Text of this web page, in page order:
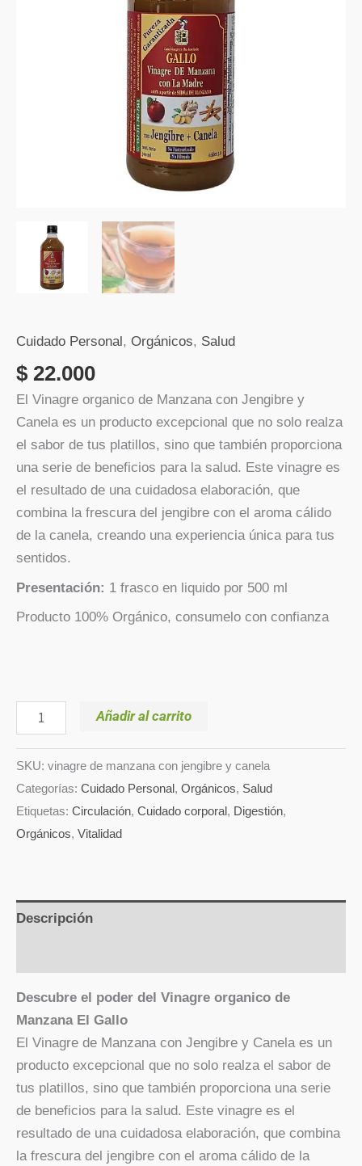
Cuidado Personal , Orgánicos, Salud
$ 22.000
El Vinagre organico de Manzana con Jengibre y
Canela es un producto excepcional que no solo realza
el sabor de tus platillos, sino que también proporciona
una serie de beneficios para la salud. Este vinagre es
el resultado de una cuidadosa elaboración, que
combina la frescura del jengibre con el aroma cálido
de la canela, creando una experiencia única para tus
sentidos.
Presentación: 1 frasco en liquido por 500 ml
Producto 100% Orgánico, consumelo con confianza
Añadir al carrito
SKU: vinagre de manzana con jengibre y canela
Categorías: Cuidado Personal, Orgánicos, Salud
Etiquetas: Circulación, Cuidado corporal, Digestión,
Orgánicos, Vitalidad
Descripción
Descubre el poder del Vinagre organico de
Manzana El Gallo
El Vinagre de Manzana con Jengibre y Canela es un
producto excepcional que no solo realza el sabor de
tus platillos, sino que también proporciona una serie
de beneficios para la salud. Este vinagre es el
resultado de una cuidadosa elaboración, que combina
la frescura del jengibre con el aroma cálido de la